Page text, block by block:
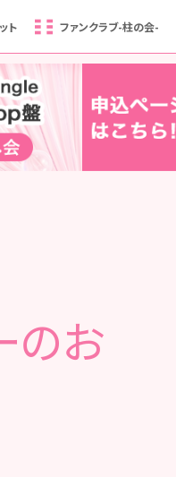
ト ファンクラブ-柱の会-
のお